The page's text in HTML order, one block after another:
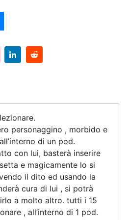
personaggino , morbido e
di un pod.
con lui, basterà inserire
e magicamente lo si
il dito ed usando la
cura di lui , si potrà
a molto altro. tutti i 15
, all’interno di 1 pod.